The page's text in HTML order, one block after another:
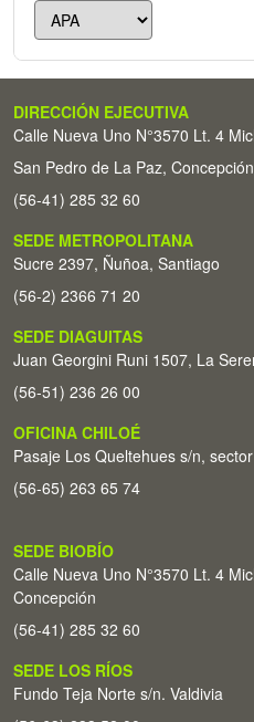
DIRECCIÓN EJECUTIVA
Calle Nueva Uno N°3570 Lt. 4
San Pedro de La Paz, Concepción
(56-41) 285 32 60
SEDE METROPOLITANA
Sucre 2397, Ñuñoa, Santiago
(56-2) 2366 71 20
SEDE DIAGUITAS
Juan Georgini Runi 1507, La
(56-51) 236 26 00
OFICINA CHILOÉ
Pasaje Los Queltehues s/n,
(56-65) 263 65 74
SEDE BIOBÍO
Calle Nueva Uno N°3570 Lt. 4
Concepción
(56-41) 285 32 60
SEDE LOS RÍOS
Fundo Teja Norte s/n. Valdivia